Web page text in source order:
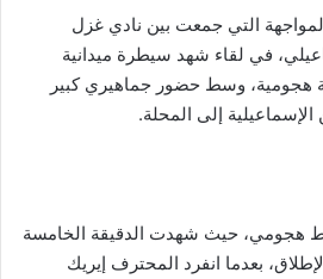
التي جمعت بين نادي غزل
في لقاء شهد سيطرة ميدانية
هجومية، وسط حضور جماهيري كبير
إلى المحلة.
هجومي، حيث شهدت الدقيقة الخامسة
بعدما انفرد المحترف إيريك